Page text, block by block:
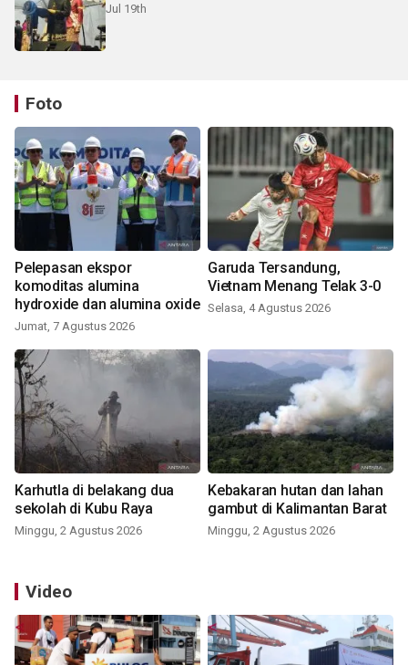
Jul 19th
Foto
Pelepasan ekspor
komoditas alumina
hydroxide dan alumina oxide
Jumat, 7 Agustus 2026
Garuda Tersandung,
Vietnam Menang Telak 3-0
Selasa, 4 Agustus 2026
Karhutla di belakang dua
sekolah di Kubu Raya
Minggu, 2 Agustus 2026
Kebakaran hutan dan lahan
gambut di Kalimantan Barat
Minggu, 2 Agustus 2026
Video